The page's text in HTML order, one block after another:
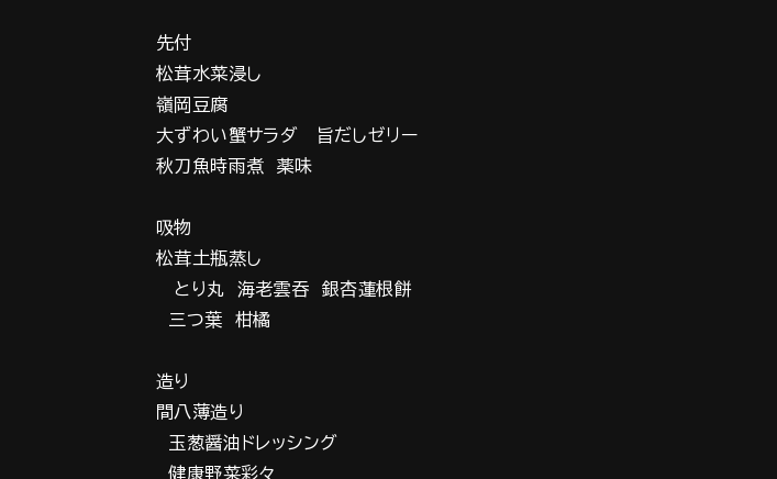
先付
松茸水菜浸し
嶺岡豆腐
大ずわい蟹サラダ 旨だしゼリー
秋刀魚時雨煮 薬味
吸物
松茸土瓶蒸し
とり丸 海老雲吞 銀杏蓮根餅
三つ葉 柑橘
造り
間八薄造り
玉葱醤油ドレッシング
健康野菜彩々